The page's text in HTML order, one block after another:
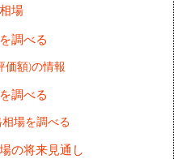
場
調べる
価額)の情報
調べる
場を調べる
の将来見通し